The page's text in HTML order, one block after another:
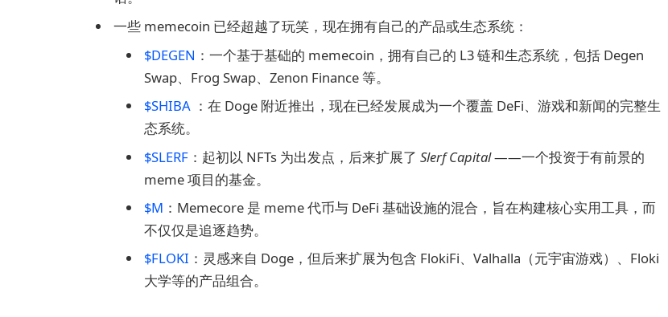
一些 memecoin 已经超越了玩笑，现在拥有自己的产品或生态系统：
$DEGEN ：一个基于基础的 memecoin，拥有自己的 L3 链和生态系统，包括 Degen
Swap、Frog Swap、Zenon Finance 等。
$SHIBA ：在 Doge 附近推出，现在已经发展成为一个覆盖 DeFi、游戏和新闻的完整生
态系统。
$SLERF ：起初以 NFTs 为出发点，后来扩展了 Slerf Capital——一个投资于有前景的
meme 项目的基金。
$M ：Memecore 是 meme 代币与 DeFi 基础设施的混合，旨在构建核心实用工具，而
不仅仅是追逐趋势。
$FLOKI ：灵感来自 Doge，但后来扩展为包含 FlokiFi、Valhalla（元宇宙游戏）、Floki
大学等的产品组合。